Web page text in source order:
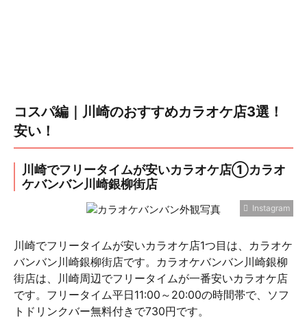
コスパ編｜川崎のおすすめカラオケ店3選！
安い！
川崎でフリータイムが安いカラオケ店①カラオ
ケバンバン川崎銀柳街店
Instagram
川崎でフリータイムが安いカラオケ店1つ目は、カラオケ
バンバン川崎銀柳街店です。カラオケバンバン川崎銀柳
街店は、川崎周辺でフリータイムが一番安いカラオケ店
です。フリータイム平日11:00～20:00の時間帯で、ソフ
トドリンクバー無料付きで730円です。